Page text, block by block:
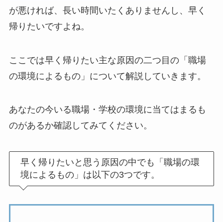
が悪ければ、長い時間いたくありませんし、早く
帰りたいですよね。
ここでは早く帰りたい主な原因の二つ目の「職場
の環境によるもの」について解説していきます。
あなたの今いる職場・学校の環境に当てはまるも
のがあるか確認してみてください。
早く帰りたいと思う原因の中でも「職場の環
境によるもの」は以下の3つです。